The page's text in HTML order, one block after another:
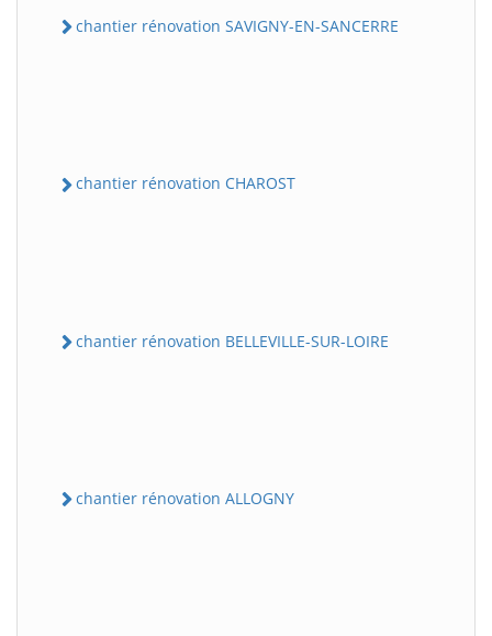
chantier rénovation SAVIGNY-EN-SANCERRE
chantier rénovation CHAROST
chantier rénovation BELLEVILLE-SUR-LOIRE
chantier rénovation ALLOGNY